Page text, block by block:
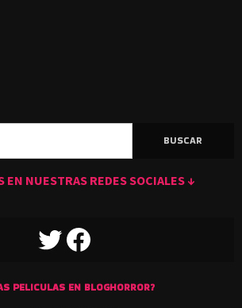
EN NUESTRAS REDES SOCIALES ↓
TWITTERFACEBOOK
PELICULAS EN BLOGHORROR?